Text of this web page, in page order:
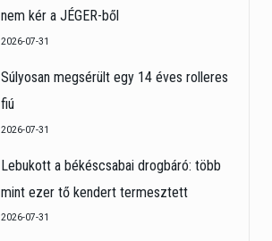
nem kér a JÉGER-ből
2026-07-31
Súlyosan megsérült egy 14 éves rolleres
fiú
2026-07-31
Lebukott a békéscsabai drogbáró: több
mint ezer tő kendert termesztett
2026-07-31